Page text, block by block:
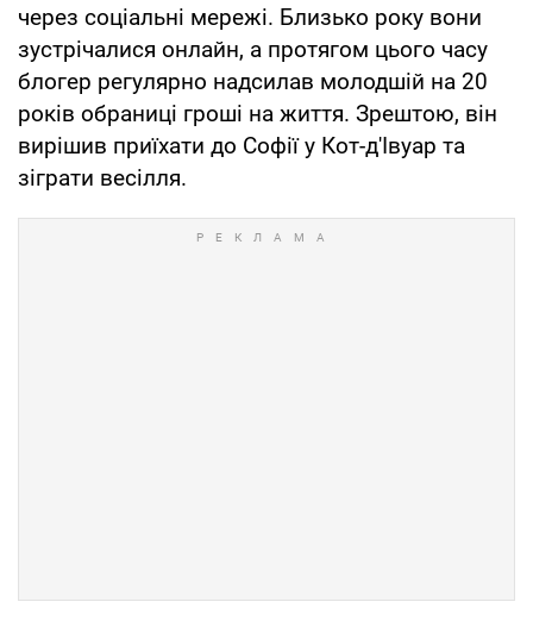
через соціальні мережі. Близько року вони
зустрічалися онлайн, а протягом цього часу
блогер регулярно надсилав молодшій на 20
років обраниці гроші на життя. Зрештою, він
вирішив приїхати до Софії у Кот-д'Івуар та
зіграти весілля.